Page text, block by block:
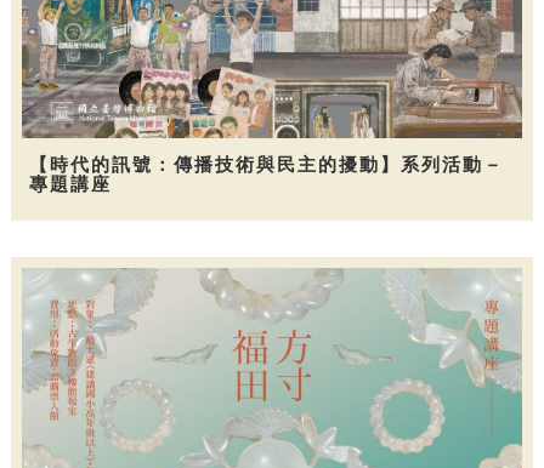
【時代的訊號：傳播技術與民主的擾動】系列活動－
專題講座